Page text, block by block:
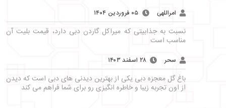
امراللهی ۰۵ فروردین ۱۴۰۴
نسبت به جذابیتی که میراکل گاردن دبی دارد، قیمت بلیت آن
مناسب است
سحر ۲۸ اسفند ۱۴۰۳
باغ گل معجزه دبی یکی از بهترین دیدنی های دبی است که دیدن
از اون تجربه زیبا و خاطره انگیزی رو برای شما فراهم می کند